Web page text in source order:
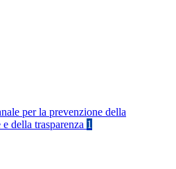
per la prevenzione della
della trasparenza 1